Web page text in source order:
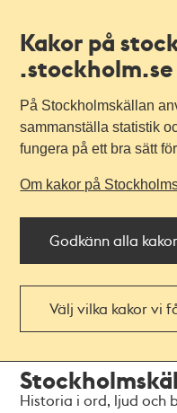
Kakor på
.stockholm.se
På Stockholmskällan
sammanställa statistik
fungera på ett bra sätt
Om kakor på
Godkänn alla kakor
Välj vilka kakor vi
navigationen
huvudinnehållet
Historia i ord, ljud och